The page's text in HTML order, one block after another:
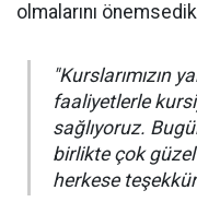
olmalarını
"Kurslarımızın
faaliyetlerle
sağlıyoruz.
birlikte çok
herkese